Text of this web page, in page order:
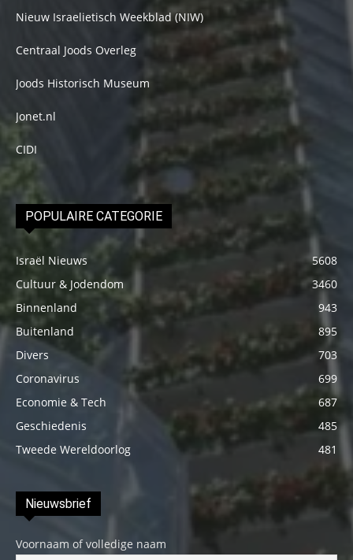
Nieuw Israelietisch Weekblad (NIW)
Centraal Joods Overleg
Joods Historisch Museum
Jonet.nl
CIDI
POPULAIRE CATEGORIE
Israël Nieuws
5608
Cultuur & Jodendom
3460
Binnenland
943
Buitenland
895
Divers
703
Coronavirus
699
Economie & Tech
687
Geschiedenis
485
Tweede Wereldoorlog
481
Nieuwsbrief
Voornaam of volledige naam